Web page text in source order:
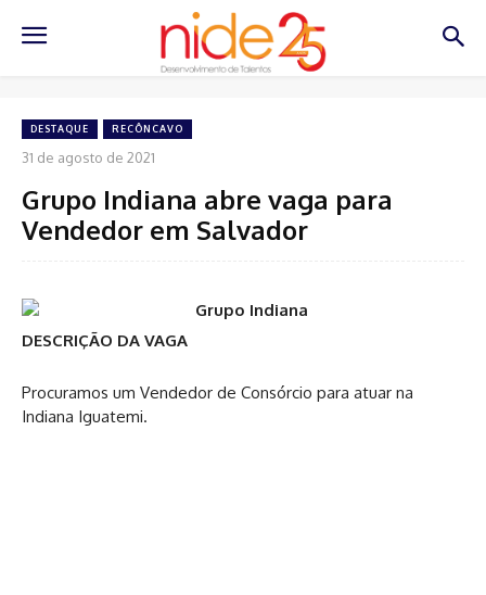
DESTAQUE RECÔNCAVO
31 de agosto de 2021
Grupo Indiana abre vaga para
Vendedor em Salvador
DESCRIÇÃO DA VAGA
Procuramos um Vendedor de Consórcio para atuar na
Indiana Iguatemi.